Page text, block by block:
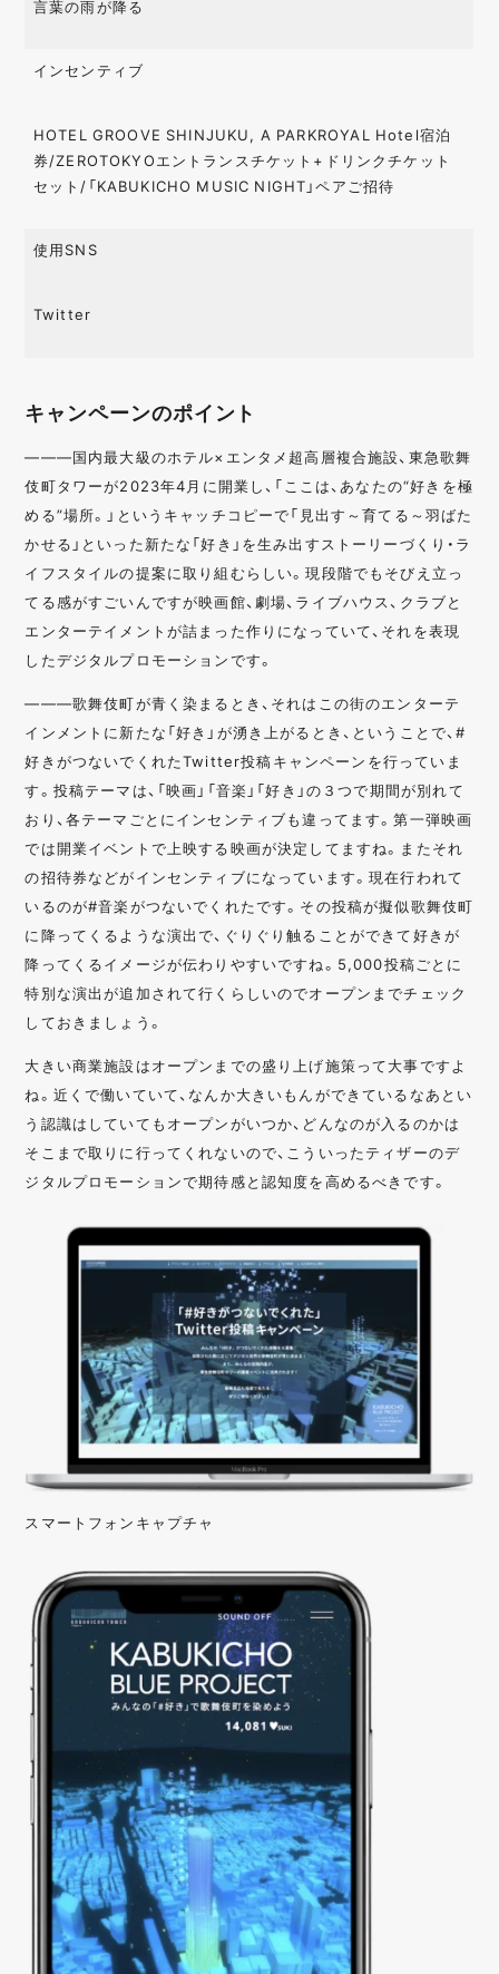
言葉の雨が降る
インセンティブ
HOTEL GROOVE SHINJUKU, A PARKROYAL Hotel宿泊
券/ZEROTOKYOエントランスチケット+ドリンクチケット
セット/「KABUKICHO MUSIC NIGHT」ペアご招待
使用SNS
Twitter
キャンペーンのポイント
———国内最大級のホテル×エンタメ超高層複合施設、東急歌舞
伎町タワーが2023年4月に開業し、「ここは、あなたの“好きを極
める”場所。」というキャッチコピーで「見出す～育てる～羽ばた
かせる」といった新たな「好き」を生み出すストーリーづくり・ラ
イフスタイルの提案に取り組むらしい。現段階でもそびえ立っ
てる感がすごいんですが映画館、劇場、ライブハウス、クラブと
エンターテイメントが詰まった作りになっていて、それを表現
したデジタルプロモーションです。
———歌舞伎町が青く染まるとき、それはこの街のエンターテ
インメントに新たな「好き」が湧き上がるとき、ということで、#
好きがつないでくれたTwitter投稿キャンペーンを行っていま
す。投稿テーマは、「映画」「音楽」「好き」の３つで期間が別れて
おり、各テーマごとにインセンティブも違ってます。第一弾映画
では開業イベントで上映する映画が決定してますね。またそれ
の招待券などがインセンティブになっています。現在行われて
いるのが#音楽がつないでくれたです。その投稿が擬似歌舞伎町
に降ってくるような演出で、ぐりぐり触ることができて好きが
降ってくるイメージが伝わりやすいですね。5,000投稿ごとに
特別な演出が追加されて行くらしいのでオープンまでチェック
しておきましょう。
大きい商業施設はオープンまでの盛り上げ施策って大事ですよ
ね。近くで働いていて、なんか大きいもんができているなあとい
う認識はしていてもオープンがいつか、どんなのが入るのかは
そこまで取りに行ってくれないので、こういったティザーのデ
ジタルプロモーションで期待感と認知度を高めるべきです。
スマートフォンキャプチャ